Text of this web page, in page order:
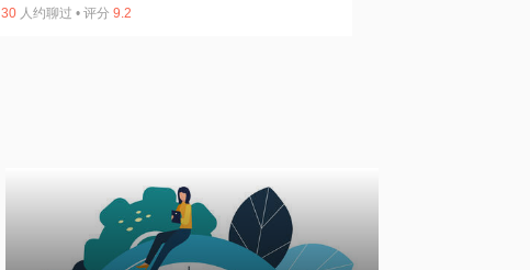
30 人约聊过 • 评分 9.2